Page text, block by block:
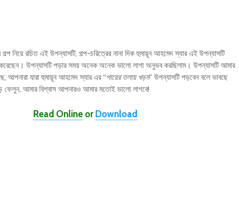
নিয়ে রচিত এই উপন্যাসটি, গল্প-চরিত্রের নানা দিক হুমায়ূন আহমেদ স্যার এই উপন্যাসটি
করেছেন। উপন্যাসটি পড়ার সময় অনেক অনেক ভালো লাগা অনুভব করছিলাম। উপন্যাসটি আমার
আপনারা যারা হুমায়ূন আহমেদ স্যার এর “পায়ের তলায় খড়ম” উপন্যাসটি পড়বেন বলে ভাবছে
ফেলুন, আমার বিশ্বাস আপনারও আমার মতোই ভালো লাগবে!
Read Online or Download